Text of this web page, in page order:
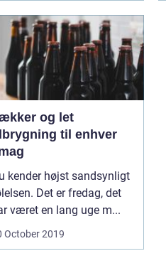
og let
til enhver
kender højst sandsynligt
Det er fredag, det
været en lang uge m...
October 2019